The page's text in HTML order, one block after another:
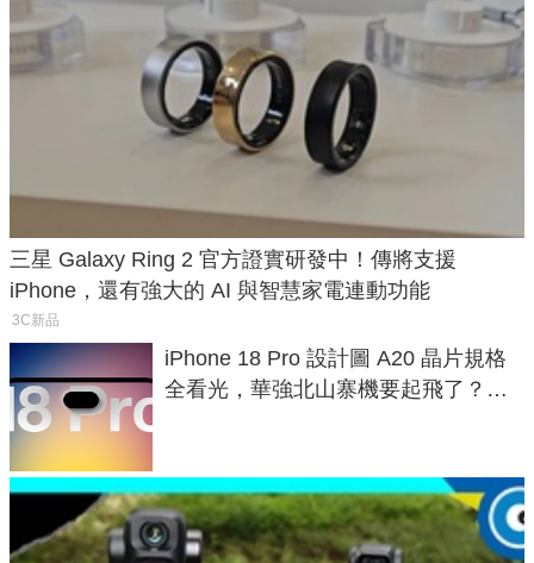
三星 Galaxy Ring 2 官方證實研發中！傳將支援
iPhone，還有強大的 AI 與智慧家電連動功能
3C新品
iPhone 18 Pro 設計圖 A20 晶片規格
全看光，華強北山寨機要起飛了？專